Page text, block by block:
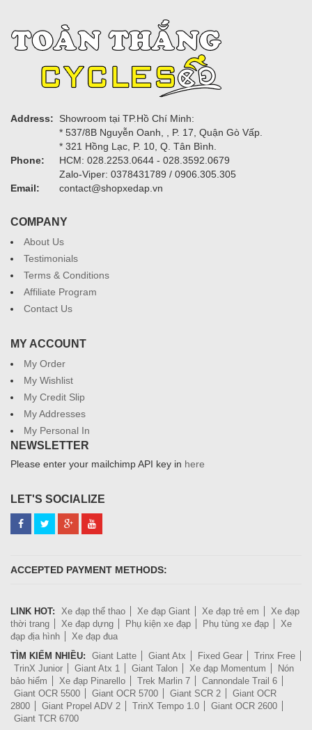
Address:
Showroom tại TP.Hồ Chí Minh:
* 537/8B Nguyễn Oanh, , P. 17, Quận Gò Vấp.
* 321 Hồng Lạc, P. 10, Q. Tân Bình.
Phone:
HCM: 028.2253.0644 - 028.3592.0679
Zalo-Viper: 0378431789 / 0906.305.305
Email:
contact@shopxedap.vn
COMPANY
About Us
Testimonials
Terms & Conditions
Affiliate Program
Contact Us
MY ACCOUNT
My Order
My Wishlist
My Credit Slip
My Addresses
My Personal In
NEWSLETTER
Please enter your mailchimp API key in here
LET'S SOCIALIZE
ACCEPTED PAYMENT METHODS:
LINK HOT: Xe đạp thể thao Xe đạp Giant Xe đạp trẻ em
Xe đạp
thời trang
Xe đạp dựng Phụ kiện xe đạp Phụ tùng xe đạp
Xe
đạp địa hình
Xe đạp đua
TÌM KIẾM NHIỀU:
Giant Latte Giant Atx Fixed Gear
Trinx Free
TrinX Junior
Giant Atx 1 Giant Talon Xe đạp Momentum
Nón
bảo hiểm
Xe đạp Pinarello Trek Marlin 7
Cannondale Trail 6
Giant OCR 5500
Giant OCR 5700 Giant SCR 2
Giant OCR
2800
Giant Propel ADV 2 TrinX Tempo 1.0
Giant OCR 2600
Giant TCR 6700